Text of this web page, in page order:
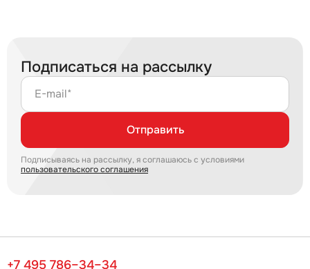
Подписаться на рассылку
E-mail*
Отправить
Подписываясь на рассылку, я соглашаюсь с условиями
пользовательского соглашения
+7 495 786–34–34